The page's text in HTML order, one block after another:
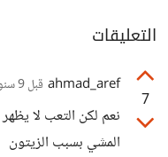
التعليقات
7
ahmad_aref قبل 9 سنوات
نعم لكن التعب لا
المشي بسبب الزيتون